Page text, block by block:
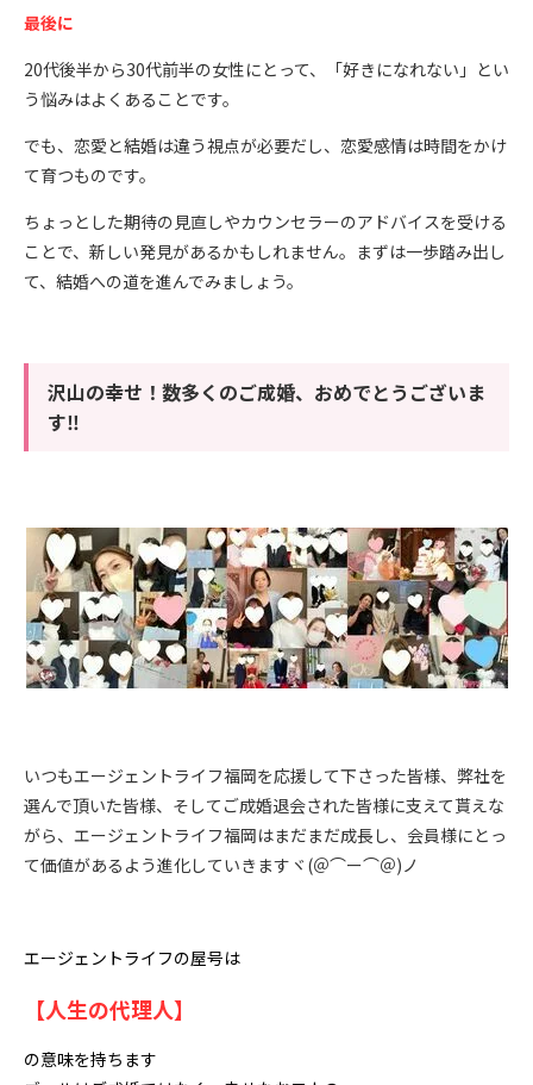
最後に
20代後半から30代前半の女性にとって、「好きになれない」とい
う悩みはよくあることです。
でも、恋愛と結婚は違う視点が必要だし、恋愛感情は時間をかけ
て育つものです。
ちょっとした期待の見直しやカウンセラーのアドバイスを受ける
ことで、新しい発見があるかもしれません。まずは一歩踏み出し
て、結婚への道を進んでみましょう。
沢山の幸せ！数多くのご成婚、おめでとうございま
す‼
いつもエージェントライフ福岡を応援して下さった皆様、弊社を
選んで頂いた皆様、そしてご成婚退会された皆様に支えて貰えな
がら、エージェントライフ福岡はまだまだ成長し、会員様にとっ
て価値があるよう進化していきますヾ(＠⌒ー⌒＠)ノ
エージェントライフの屋号は
【人生の代理人】
の意味を持ちます